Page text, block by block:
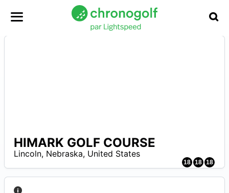
18 18 18
HIMARK GOLF COURSE
Lincoln, Nebraska, United States